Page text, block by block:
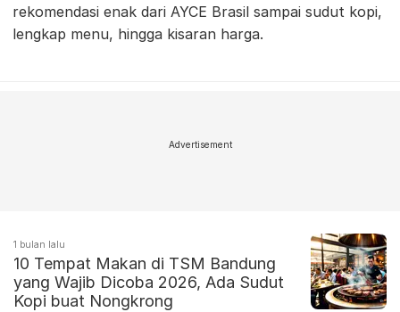
rekomendasi enak dari AYCE Brasil sampai sudut kopi,
lengkap menu, hingga kisaran harga.
Advertisement
1 bulan lalu
10 Tempat Makan di TSM Bandung
yang Wajib Dicoba 2026, Ada Sudut
Kopi buat Nongkrong